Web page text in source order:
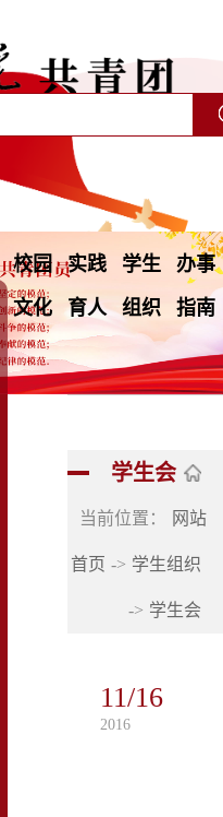
校园
文化
实践
育人
学生
组织
办事
指南
学生会
当前位置： 网站
首页 -> 学生组织
-> 学生会
11/16
2016